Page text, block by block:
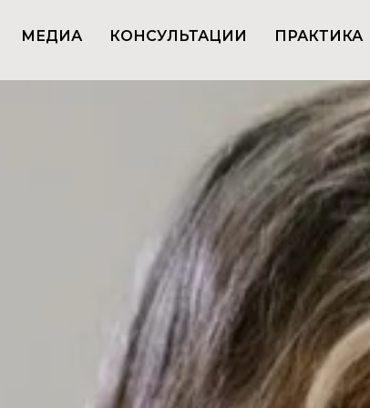
МЕДИА КОНСУЛЬТАЦИИ ПРАКТИКА